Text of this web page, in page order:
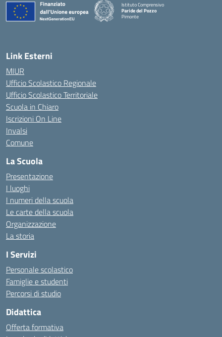
Istituto Comprensivo
Paride del Pozzo
Pimonte
Link Esterni
MIUR
Ufficio Scolastico Regionale
Ufficio Scolastico Territoriale
Scuola in Chiaro
Iscrizioni On Line
Invalsi
Comune
La Scuola
Presentazione
I luoghi
I numeri della scuola
Le carte della scuola
Organizzazione
La storia
I Servizi
Personale scolastico
Famiglie e studenti
Percorsi di studio
Didattica
Offerta formativa